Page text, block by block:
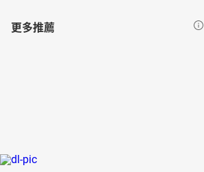
更多推薦